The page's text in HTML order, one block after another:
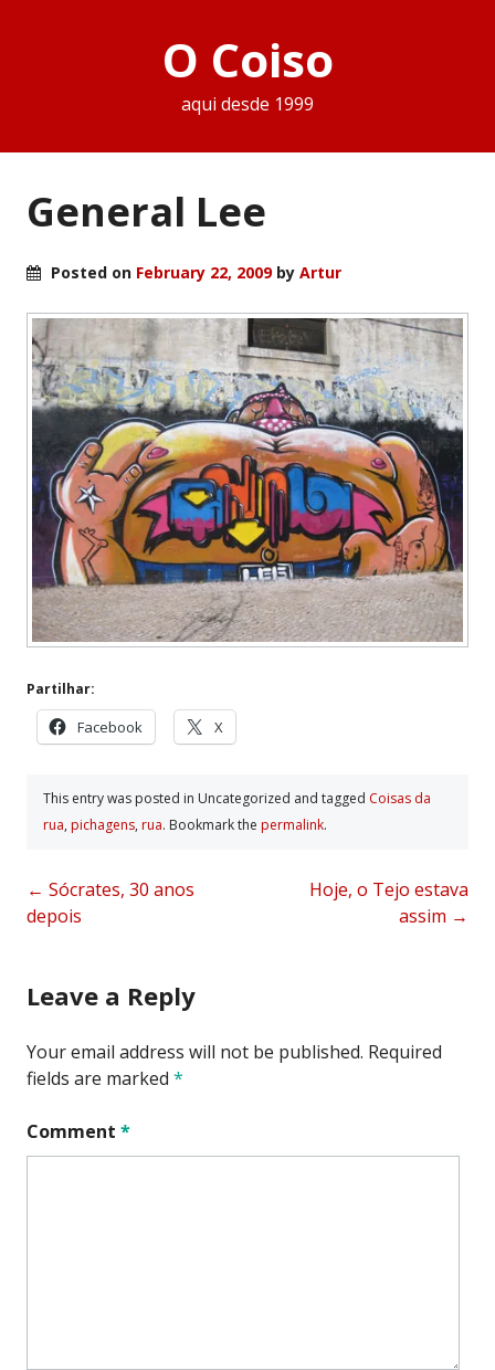
O Coiso
aqui desde 1999
General Lee
Posted on February 22, 2009by Artur
Partilhar:
Facebook X
This entry was posted in Uncategorized and tagged Coisas da
rua, pichagens, rua. Bookmark the permalink.
Post
navigation
← Sócrates, 30 anos
depois
Hoje, o Tejo estava
assim →
Leave a Reply
Your email address will not be published. Required
fields are marked *
Comment *